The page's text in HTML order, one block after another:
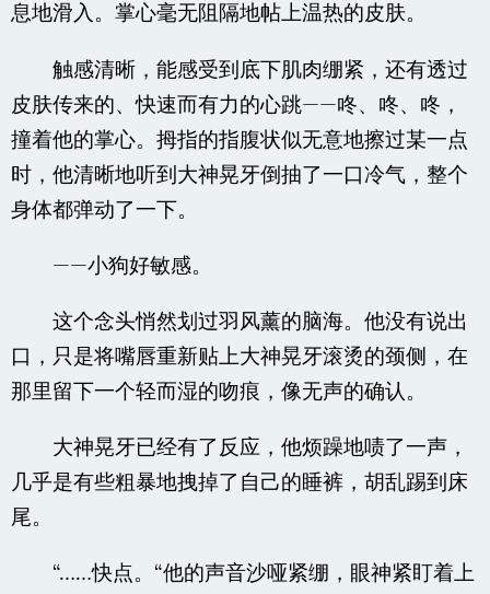
息地滑入。掌心毫无阻隔地帖上温热的皮肤。
触感清晰，能感受到底下肌肉绷紧，还有透过
皮肤传来的、快速而有力的心跳——咚、咚、咚，
撞着他的掌心。拇指的指腹状似无意地擦过某一点
时，他清晰地听到大神晃牙倒抽了一口冷气，整个
身体都弹动了一下。
——小狗好敏感。
这个念头悄然划过羽风薰的脑海。他没有说出
口，只是将嘴唇重新贴上大神晃牙滚烫的颈侧，在
那里留下一个轻而湿的吻痕，像无声的确认。
大神晃牙已经有了反应，他烦躁地啧了一声，
几乎是有些粗暴地拽掉了自己的睡裤，胡乱踢到床
尾。
“……快点。“他的声音沙哑紧绷，眼神紧盯着上